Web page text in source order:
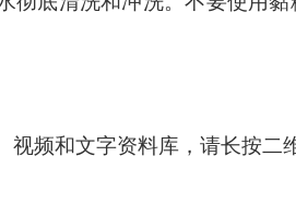
视频和文字资料库，请长按二